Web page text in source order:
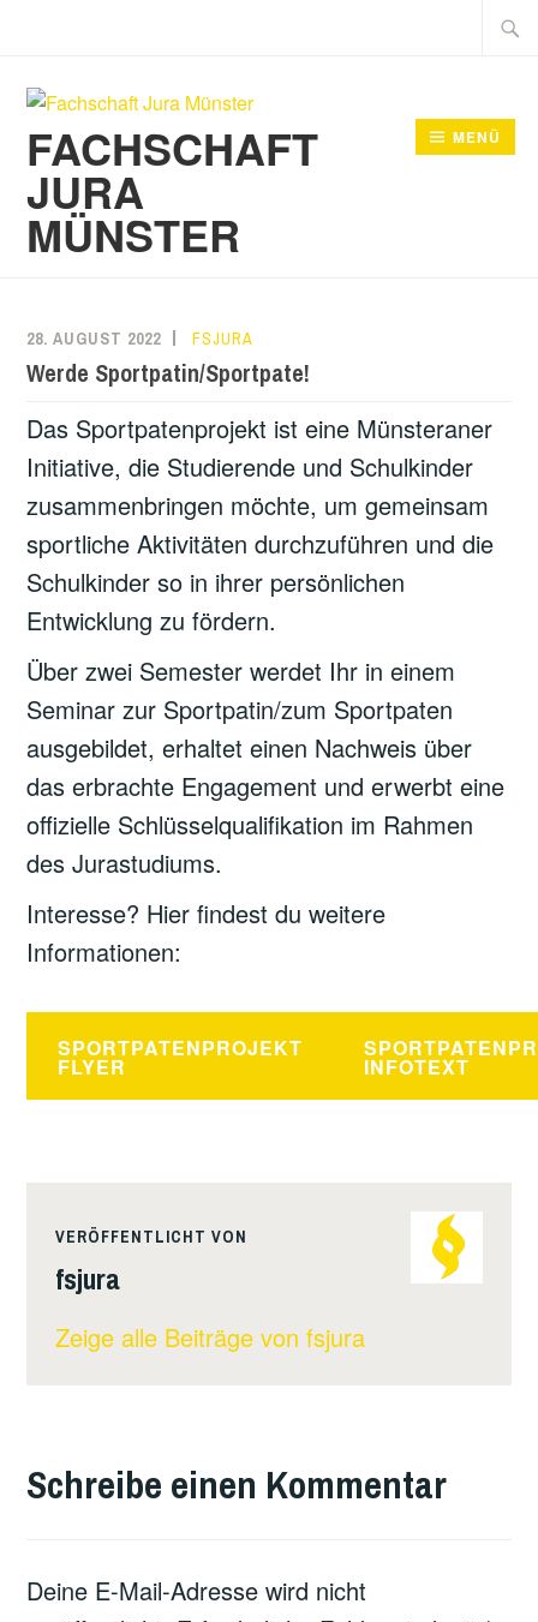
Suche
nach:
FACHSCHAFT
JURA
MÜNSTER
MENÜ
28. AUGUST 2022 FSJURA
Werde Sportpatin/Sportpate!
Das Sportpatenprojekt ist eine Münsteraner
Initiative, die Studierende und Schulkinder
zusammenbringen möchte, um gemeinsam
sportliche Aktivitäten durchzuführen und die
Schulkinder so in ihrer persönlichen
Entwicklung zu fördern.
Über zwei Semester werdet Ihr in einem
Seminar zur Sportpatin/zum Sportpaten
ausgebildet, erhaltet einen Nachweis über
das erbrachte Engagement und erwerbt eine
offizielle Schlüsselqualifikation im Rahmen
des Jurastudiums.
Interesse? Hier findest du weitere
Informationen:
SPORTPATENPROJEKT
FLYER INFOTEXT
VERÖFFENTLICHT VON
fsjura
Zeige alle Beiträge von fsjura
Schreibe einen Kommentar
Deine E-Mail-Adresse wird nicht